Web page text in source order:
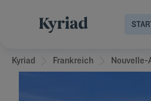
Kyriad Frankreich Nouvelle-